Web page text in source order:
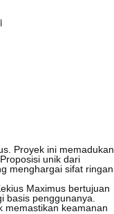
Proyek ini memadukan
unik dari
menghargai sifat ringan
Maximus bertujuan
basis penggunanya.
memastikan keamanan